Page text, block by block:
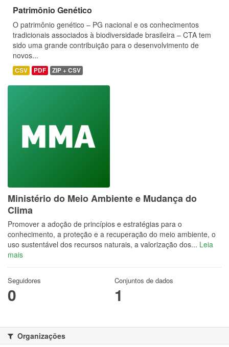
Patrimônio Genético
O patrimônio genético – PG nacional e os conhecimentos
tradicionais associados à biodiversidade brasileira – CTA tem
sido uma grande contribuição para o desenvolvimento de
novos...
CSV PDF ZIP + CSV
Ministério do Meio Ambiente e Mudança do
Clima
Promover a adoção de princípios e estratégias para o
conhecimento, a proteção e a recuperação do meio ambiente, o
uso sustentável dos recursos naturais, a valorização dos... Leia
mais
Seguidores
0
Conjuntos de dados
1
Organizações